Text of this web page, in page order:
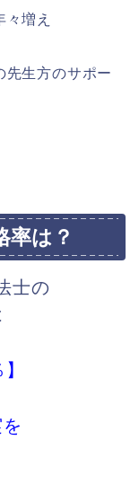
増え
先生方のサポー
率は？
士の